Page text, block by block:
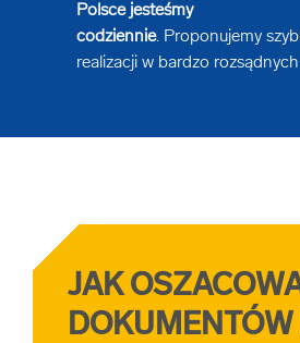
Polsce jesteśmy
codziennie. Proponujemy
realizacji w bardzo
JAK
DOKUMENTÓW